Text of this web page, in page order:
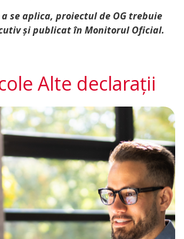
se aplica, proiectul de OG trebuie
și publicat în Monitorul Oficial.
Alte declarații